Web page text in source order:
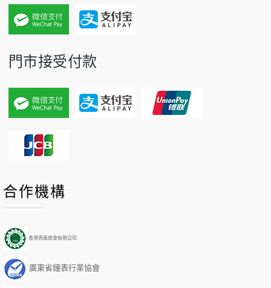
門市接受付款
合作機構
香港表廠商會有限公司
廣東省鐘表行業協會
r
e
o
s
P
r
e
i
o
u
s
M
N
e
x
Y
e
a
r
N
e
x